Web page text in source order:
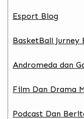
Esport Blog
BasketBall Jurney
Andromeda dan
Film Dan Drama
Podcast Dan